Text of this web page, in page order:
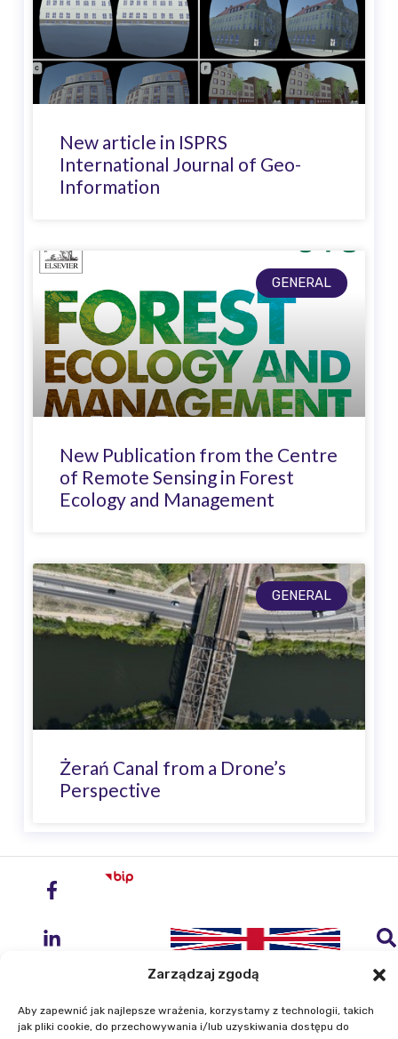
Zarządzaj zgodą
Aby zapewnić jak najlepsze wrażenia, korzystamy z technologii, takich
jak pliki cookie, do przechowywania i/lub uzyskiwania dostępu do
New article in ISPRS
International Journal of Geo-
Information
GENERAL
New Publication from the Centre
of Remote Sensing in Forest
Ecology and Management
GENERAL
Żerań Canal from a Drone’s
Perspective